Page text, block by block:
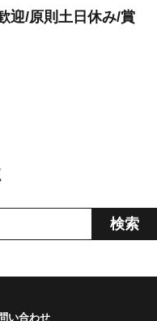
迎/原則土日休み/賞
い合わせ